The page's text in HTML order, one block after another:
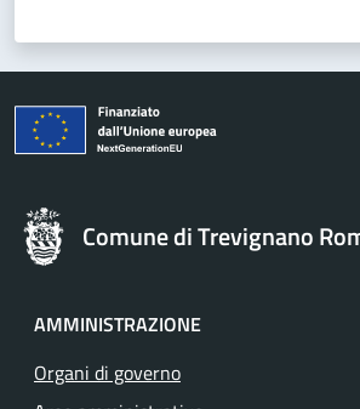
Comune di Trevignano
AMMINISTRAZIONE
Organi di governo